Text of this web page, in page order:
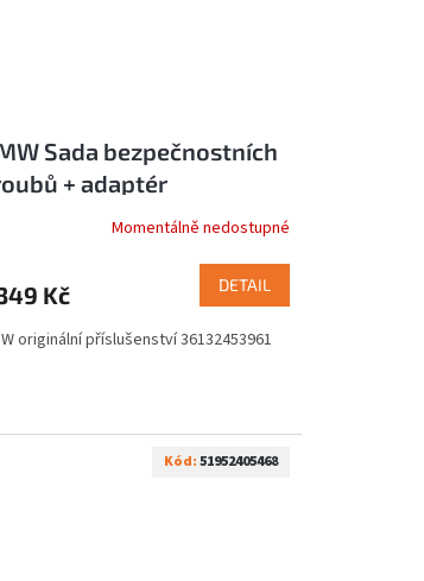
Sada bezpečnostních
+ adaptér
Momentálně nedostupné
Kč DETAIL
originální příslušenství 36132453961
Kód:51952405468